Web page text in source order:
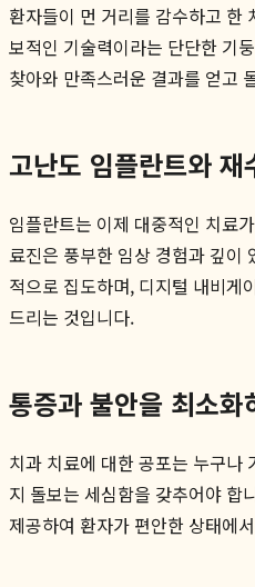
환자들이 먼 거리를 감수하고 한
보적인 기술력이라는 단단한 기
찾아와 만족스러운 결과를 얻고
고난도 임플란트와
임플란트는 이제 대중적인 치료
료진은 풍부한 임상 경험과 깊이
적으로 집도하며, 디지털 내비게
드리는 것입니다.
통증과 불안을 최소
치과 치료에 대한 공포는 누구나
지 돌보는 세심함을 갖추어야 합
제공하여 환자가 편안한 상태에